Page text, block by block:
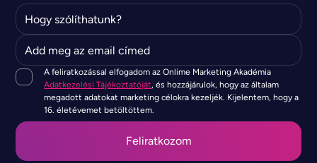
A feliratkozással elfogadom az Onlime Marketing Akadémia
Adatkezelési Tájékoztatóját, és hozzájárulok, hogy az általam
megadott adatokat marketing célokra kezeljék. Kijelentem, hogy a
16. életévemet betöltöttem.